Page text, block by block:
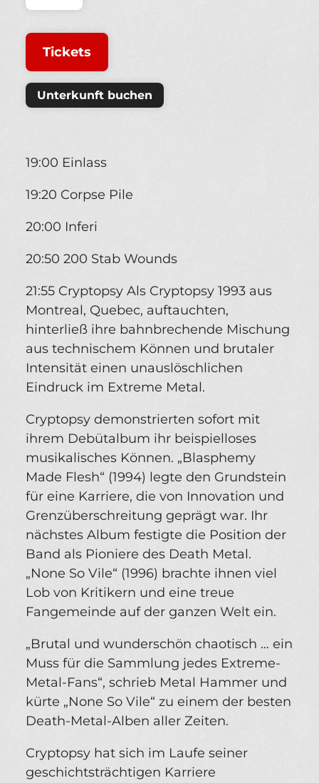
Tickets
Unterkunft buchen
19:00 Einlass
19:20 Corpse Pile
20:00 Inferi
20:50 200 Stab Wounds
21:55 Cryptopsy Als Cryptopsy 1993 aus
Montreal, Quebec, auftauchten,
hinterließ ihre bahnbrechende Mischung
aus technischem Können und brutaler
Intensität einen unauslöschlichen
Eindruck im Extreme Metal.
Cryptopsy demonstrierten sofort mit
ihrem Debütalbum ihr beispielloses
musikalisches Können. „Blasphemy
Made Flesh“ (1994) legte den Grundstein
für eine Karriere, die von Innovation und
Grenzüberschreitung geprägt war. Ihr
nächstes Album festigte die Position der
Band als Pioniere des Death Metal.
„None So Vile“ (1996) brachte ihnen viel
Lob von Kritikern und eine treue
Fangemeinde auf der ganzen Welt ein.
„Brutal und wunderschön chaotisch … ein
Muss für die Sammlung jedes Extreme-
Metal-Fans“, schrieb Metal Hammer und
kürte „None So Vile“ zu einem der besten
Death-Metal-Alben aller Zeiten.
Cryptopsy hat sich im Laufe seiner
geschichtsträchtigen Karriere